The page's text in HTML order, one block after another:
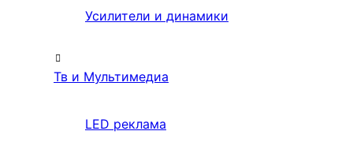
Усилители и динамики
Тв и Мультимедиа
LED реклама